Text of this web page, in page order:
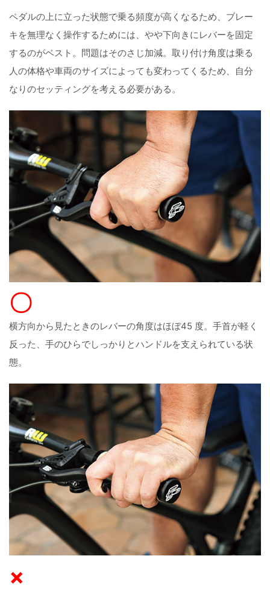
ペダルの上に立った状態で乗る頻度が高くなるため、ブレー
キを無理なく操作するためには、やや下向きにレバーを固定
するのがベスト。問題はそのさじ加減。取り付け角度は乗る
人の体格や車両のサイズによっても変わってくるため、自分
なりのセッティングを考える必要がある。
〇
横方向から見たときのレバーの角度はほぼ45 度。手首が軽く
反った、手のひらでしっかりとハンドルを支えられている状
態。
×